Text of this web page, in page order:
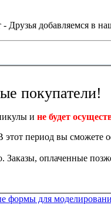
Друзья добавляемся в
покупатели!
и не будет
этот период вы сможете
оплаченные
формы для